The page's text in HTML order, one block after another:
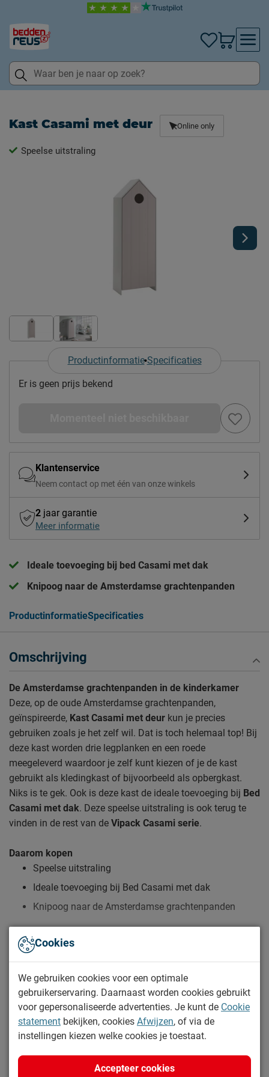
Kast Casami met deur Online only
Speelse uitstraling
Productinformatie Specificaties
Er is geen prijs bekend
Klantenservice
Neem contact op met één van onze winkels
2 jaar garantie
Meer informatie
Ideale toevoeging bij bed Casami met dak
Knipoog naar de Amsterdamse grachtenpanden
ProductinformatieSpecificaties
Omschrijving
De Amsterdamse grachtenpanden in de kinderkamer
Deze, op de oude Amsterdamse grachtenpanden,
geïnspireerde, Kast Casami met deur kun je precies
gebruiken zoals je het zelf wil. Dat is toch helemaal top! Bij
deze kast worden drie legplanken en een roede
meegeleverd waardoor je zelf kunt kiezen of je de kast
gebruikt als kledingkast of bijvoorbeeld als opbergkast.
Niks is te gek. Ook is deze kast de ideale toevoeging bij Bed
Casami met dak. Deze speelse uitstraling is ook terug te
vinden in de rest van de Vipack Casami serie.
Daarom kopen
Speelse uitstraling
Ideale toevoeging bij Bed Casami met dak
Knipoog naar de Amsterdamse grachtenpanden
Zo blijft Kast Casami met deur lang mooi (en schoon)
Kijk bij het kopje ‘Goed om te weten’ om alle tips & tricks te
zien.
Specificaties
Productinformatie
Artikelnummer
1047769
Merk
Vipack
1
Cookies
We gebruiken cookies voor een optimale
gebruikerservaring. Daarnaast worden cookies gebruikt
voor gepersonaliseerde advertenties. Je kunt de Cookie
statement bekijken, cookies Afwijzen, of via de
instellingen kiezen welke cookies je toestaat.
Accepteer cookies